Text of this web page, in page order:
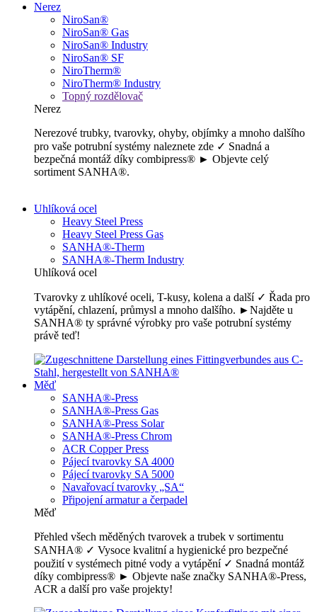
Nerez
NiroSan®
NiroSan® Gas
NiroSan® Industry
NiroSan® SF
NiroTherm®
NiroTherm® Industry
Topný rozdělovač
Nerez
Nerezové trubky, tvarovky, ohyby, objímky a mnoho dalšího
pro vaše potrubní systémy naleznete zde ✓ Snadná a
bezpečná montáž díky combipress® ► Objevte celý
sortiment SANHA®.
Uhlíková ocel
Heavy Steel Press
Heavy Steel Press Gas
SANHA®-Therm
SANHA®-Therm Industry
Uhlíková ocel
Tvarovky z uhlíkové oceli, T-kusy, kolena a další ✓ Řada pro
vytápění, chlazení, průmysl a mnoho dalšího. ►Najděte u
SANHA® ty správné výrobky pro vaše potrubní systémy
právě teď!
Měď
SANHA®-Press
SANHA®-Press Gas
SANHA®-Press Solar
SANHA®-Press Chrom
ACR Copper Press
Pájecí tvarovky SA 4000
Pájecí tvarovky SA 5000
Navařovací tvarovky „SA“
Připojení armatur a čerpadel
Měď
Přehled všech měděných tvarovek a trubek v sortimentu
SANHA® ✓ Vysoce kvalitní a hygienické pro bezpečné
použití v systémech pitné vody a vytápění ✓ Snadná montáž
díky combipress® ► Objevte naše značky SANHA®-Press,
ACR a další pro vaše projekty!